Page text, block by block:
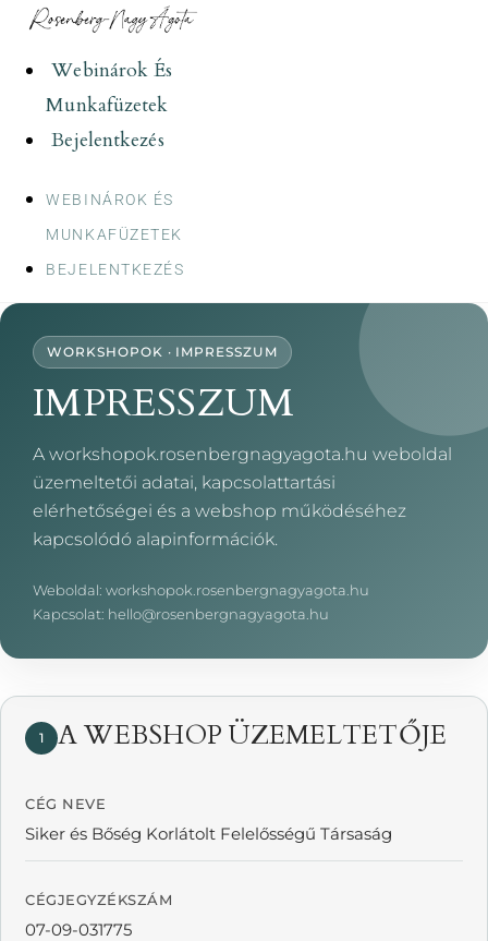
contentWebinárok És
Munkafüzetek
Bejelentkezés
WEBINÁROK ÉS
MUNKAFÜZETEK
BEJELENTKEZÉS
WORKSHOPOK · IMPRESSZUM
IMPRESSZUM
A workshopok.rosenbergnagyagota.hu weboldal
üzemeltetői adatai, kapcsolattartási
elérhetőségei és a webshop működéséhez
kapcsolódó alapinformációk.
Weboldal: workshopok.rosenbergnagyagota.hu
Kapcsolat: hello@rosenbergnagyagota.hu
1 A WEBSHOP ÜZEMELTETŐJE
CÉG NEVE
Siker és Bőség Korlátolt Felelősségű Társaság
CÉGJEGYZÉKSZÁM
07-09-031775